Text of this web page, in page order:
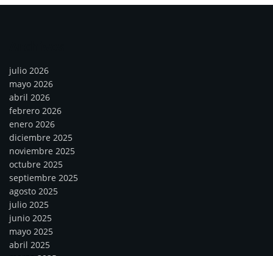
julio 2026
mayo 2026
abril 2026
febrero 2026
enero 2026
diciembre 2025
noviembre 2025
octubre 2025
septiembre 2025
agosto 2025
julio 2025
junio 2025
mayo 2025
abril 2025